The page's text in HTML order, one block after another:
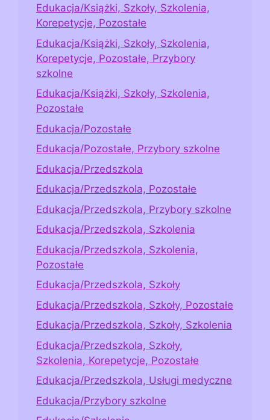
Edukacja/Książki, Szkoły, Szkolenia,
Korepetycje, Pozostałe
Edukacja/Książki, Szkoły, Szkolenia,
Korepetycje, Pozostałe, Przybory
szkolne
Edukacja/Książki, Szkoły, Szkolenia,
Pozostałe
Edukacja/Pozostałe
Edukacja/Pozostałe, Przybory szkolne
Edukacja/Przedszkola
Edukacja/Przedszkola, Pozostałe
Edukacja/Przedszkola, Przybory szkolne
Edukacja/Przedszkola, Szkolenia
Edukacja/Przedszkola, Szkolenia,
Pozostałe
Edukacja/Przedszkola, Szkoły
Edukacja/Przedszkola, Szkoły, Pozostałe
Edukacja/Przedszkola, Szkoły, Szkolenia
Edukacja/Przedszkola, Szkoły,
Szkolenia, Korepetycje, Pozostałe
Edukacja/Przedszkola, Usługi medyczne
Edukacja/Przybory szkolne